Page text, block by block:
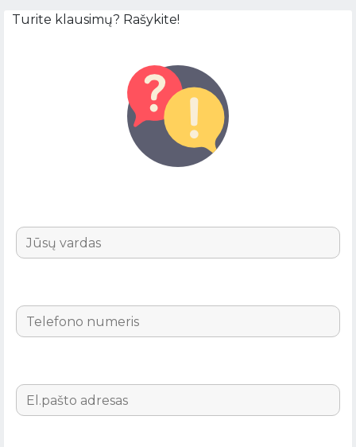
Turite klausimų? Rašykite!